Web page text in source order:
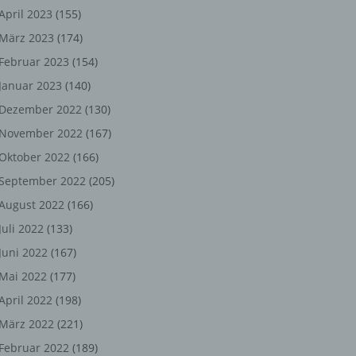
2023 (155)
März 2023 (174)
Februar 2023 (154)
Januar 2023 (140)
Dezember 2022 (130)
November 2022 (167)
Oktober 2022 (166)
September 2022 (205)
2022 (166)
Juli 2022 (133)
Juni 2022 (167)
Mai 2022 (177)
2022 (198)
März 2022 (221)
Februar 2022 (189)
oder